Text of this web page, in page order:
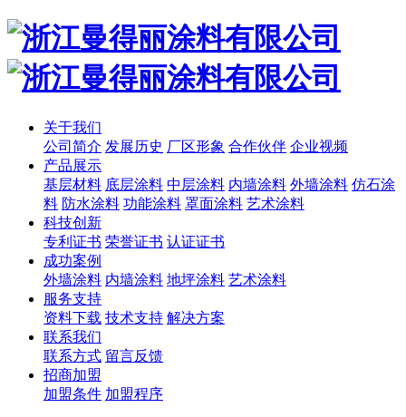
关于我们
公司简介 发展历史 厂区形象 合作伙伴 企业视频
产品展示
基层材料 底层涂料 中层涂料 内墙涂料 外墙涂料 仿石涂
料 防水涂料 功能涂料 罩面涂料 艺术涂料
科技创新
专利证书 荣誉证书 认证证书
成功案例
外墙涂料 内墙涂料 地坪涂料 艺术涂料
服务支持
资料下载 技术支持 解决方案
联系我们
联系方式 留言反馈
招商加盟
加盟条件 加盟程序